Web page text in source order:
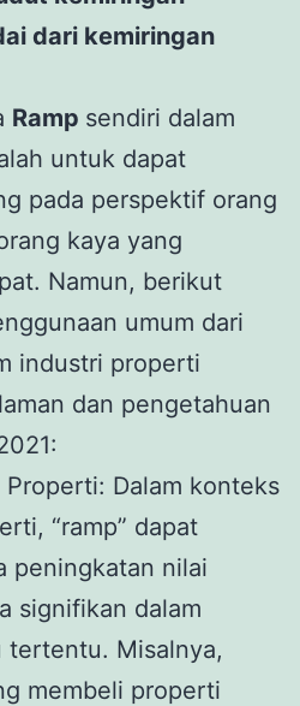
dari kemiringan
Ramp sendiri dalam
untuk dapat
pada perspektif orang
kaya yang
Namun, berikut
umum dari
industri properti
dan pengetahuan
Properti: Dalam konteks
“ramp” dapat
peningkatan nilai
signifikan dalam
tertentu. Misalnya,
membeli properti